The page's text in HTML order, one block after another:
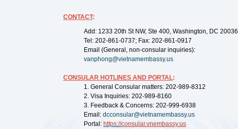
CONTACT:
Add: 1233 20th St NW, Ste 400, Washington, DC 20036
Tel: 202-861-0737; Fax: 202-861-0917
Email (General, non-consular inquiries):
vanphong@vietnamembassy.us
CONSULAR HOTLINES AND PORTAL:
1. General Consular matters: 202-989-8312
2. Visa Inquiries: 202-989-8160
3. Feedback & Concerns: 202-999-6938
Email: dcconsular@vietnamembassy.us
Portal: https://consular.vnembassy.us